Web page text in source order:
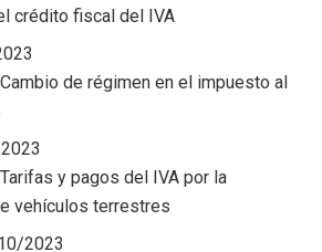
crédito fiscal del IVA
de régimen en el impuesto al
y pagos del IVA por la
vehículos terrestres
2023